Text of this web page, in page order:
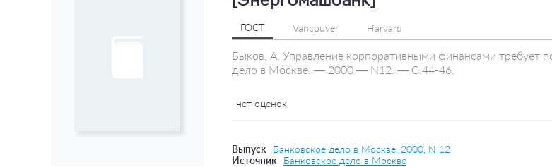
ГОСТ Vancouver Harvard
Быков, А. Управление корпоративными финансами требует
дело в Москве. — 2000 — N12. — С.44-46.
нет оценок
Выпуск
Банковское дело в Москве, 2000, N 12
Источник
Банковское дело в Москве